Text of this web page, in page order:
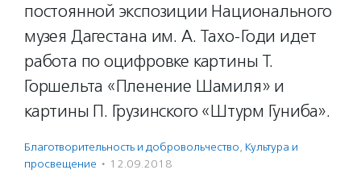
постоянной экспозиции Национального
музея Дагестана им. А. Тахо-Годи идет
работа по оцифровке картины Т.
Горшельта «Пленение Шамиля» и
картины П. Грузинского «Штурм Гуниба».
Благотвори­тель­ность и доброволь­чест­во, Культура и
просвещение · 12.09.2018